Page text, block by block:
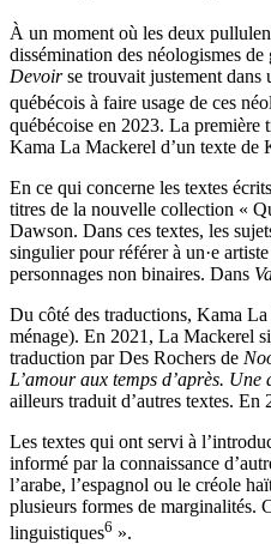
À un moment où les deux
dissémination des néologismes
Devoirse trouvait justement dans
québécois à faire usage de ces
québécoise en 2023. La première
Kama La Mackerel d’un texte de
En ce qui concerne les textes
titres de la nouvelle collection «
Dawson. Dans ces textes, les
singulier pour référer à un·e
personnages non binaires. Dans
Du côté des traductions, Kama
ménage). En 2021, La Mackerel
traduction par Des Rochers de
L’amour aux temps d’après.
ailleurs traduit d’autres textes.
Les textes qui ont servi à
informé par la connaissance
l’arabe, l’espagnol ou le créole
plusieurs formes de marginalités.
linguistiques6 ».